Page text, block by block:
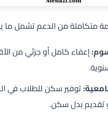
متكاملة من الدعم تشمل ما
إعفاء كامل أو جزئي من
توفير سكن للطلاب في
تقديم بدل سكن.